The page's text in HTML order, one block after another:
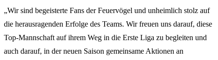
„Wir sind begeisterte Fans der Feuervögel und unheimlich stolz auf
die herausragenden Erfolge des Teams. Wir freuen uns darauf, diese
Top-Mannschaft auf ihrem Weg in die Erste Liga zu begleiten und
auch darauf, in der neuen Saison gemeinsame Aktionen an